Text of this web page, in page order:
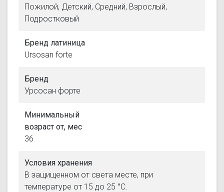
Пожилой, Детский, Средний, Взрослый,
Подростковый
Бренд латиница
Ursosan forte
Бренд
Урсосан форте
Минимальный
возраст от, мес
36
Условия хранения
В защищенном от света месте, при
температуре от 15 до 25 °С.